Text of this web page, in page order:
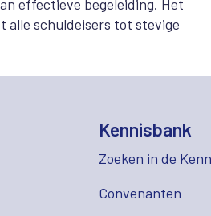
effectieve begeleiding. Het
alle schuldeisers tot stevige
Kennisbank
Zoeken in de
Convenanten